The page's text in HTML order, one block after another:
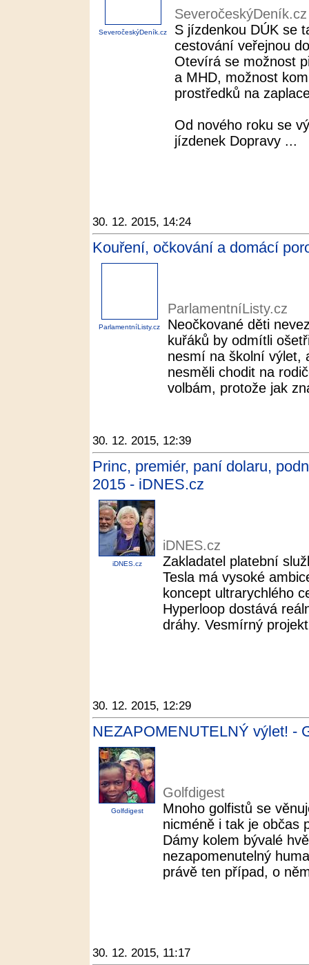
SeveročeskýDeník.cz
SeveročeskýDeník.cz
S jízdenkou DÚK se
cestování veřejnou
Otevírá se možnost
a MHD, možnost
prostředků na
Od nového roku se
jízdenek Dopravy ...
30. 12. 2015, 14:24
Kouření, očkování a domácí
ParlamentníListy.cz
ParlamentníListy.cz
Neočkované děti
kuřáků by odmítli
nesmí na školní výlet,
nesměli chodit na
volbám, protože jak
30. 12. 2015, 12:39
Princ, premiér, paní dolaru,
2015 - iDNES.cz
iDNES.cz
iDNES.cz
Zakladatel platební
Tesla má vysoké
koncept ultrarychlého
Hyperloop dostává
dráhy. Vesmírný
30. 12. 2015, 12:29
NEZAPOMENUTELNÝ výlet! -
Golfdigest
Golfdigest
Mnoho golfistů se
nicméně i tak je občas
Dámy kolem bývalé
nezapomenutelný
právě ten případ, o
30. 12. 2015, 11:17